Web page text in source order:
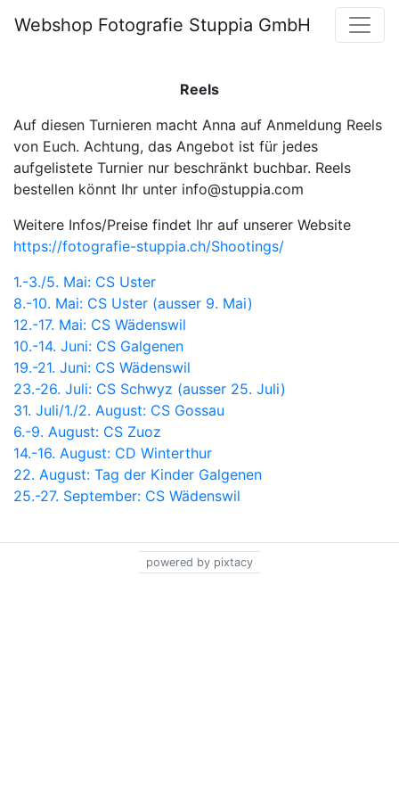
Webshop Fotografie Stuppia GmbH
Reels
Auf diesen Turnieren macht Anna auf Anmeldung Reels
von Euch. Achtung, das Angebot ist für jedes
aufgelistete Turnier nur beschränkt buchbar. Reels
bestellen könnt Ihr unter info@stuppia.com
Weitere Infos/Preise findet Ihr auf unserer Website
https://fotografie-stuppia.ch/Shootings/
1.-3./5. Mai: CS Uster
8.-10. Mai: CS Uster (ausser 9. Mai)
12.-17. Mai: CS Wädenswil
10.-14. Juni: CS Galgenen
19.-21. Juni: CS Wädenswil
23.-26. Juli: CS Schwyz (ausser 25. Juli)
31. Juli/1./2. August: CS Gossau
6.-9. August: CS Zuoz
14.-16. August: CD Winterthur
22. August: Tag der Kinder Galgenen
25.-27. September: CS Wädenswil
powered by pixtacy